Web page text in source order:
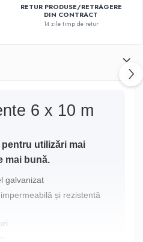
RETUR PRODUSE/RETRAGERE
DIN CONTRACT
14 zile timp de retur
6 x 10 m
utilizări mai
mai bună.
galvanizat
și rezistentă